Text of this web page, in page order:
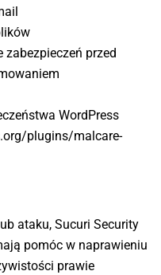
przed
WordPress
plugins/malcare-
ataku, Sucuri Security
pomóc w naprawieniu
prawie